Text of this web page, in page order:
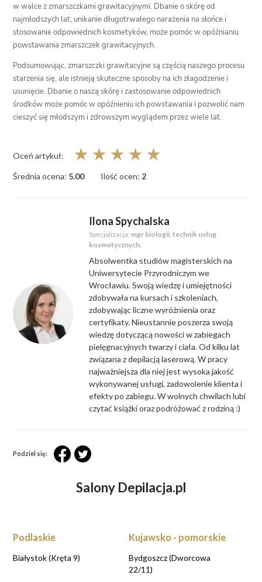
w walce z zmarszczkami grawitacyjnymi. Dbanie o skórę od
najmłodszych lat, unikanie długotrwałego narażenia na słońce i
stosowanie odpowiednich kosmetyków, może pomóc w opóźnianiu
powstawania zmarszczek grawitacyjnych.
Podsumowując, zmarszczki grawitacyjne są częścią naszego procesu
starzenia się, ale istnieją skuteczne sposoby na ich złagodzenie i
usunięcie. Dbanie o naszą skórę i zastosowanie odpowiednich
środków może pomóc w opóźnieniu ich powstawania i pozwolić nam
cieszyć się młodszym i zdrowszym wyglądem przez wiele lat.
Oceń artykuł: ☆ ☆ ☆ ☆ ☆
Średnia ocena: 5.00 Ilość ocen: 2
Ilona Spychalska
Specjalizacja: mgr biologii, technik usług
kosmetycznych.
Absolwentka studiów magisterskich na
Uniwersytecie Przyrodniczym we
Wrocławiu. Swoją wiedzę i umiejętności
zdobywała na kursach i szkoleniach,
zdobywając liczne wyróżnienia oraz
certyfikaty. Nieustannie poszerza swoją
wiedzę dotyczącą nowości w zabiegach
pielęgnacyjnych twarzy i ciała. Od kilku lat
związana z depilacją laserową. W pracy
najważniejsza dla niej jest wysoka jakość
wykonywanej usługi, zadowolenie klienta i
efekty po zabiegu. W wolnych chwilach lubi
czytać książki oraz podróżować z rodziną :)
Podziel się:
Salony Depilacja.pl
Podlaskie
Białystok (Kręta 9)
Kujawsko - pomorskie
Bydgoszcz (Dworcowa
22/11)